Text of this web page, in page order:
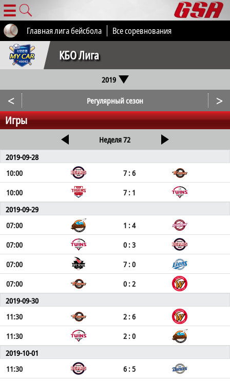
☰
Главная лига бейсбола Все соревнования
КБО Лига
2019
< Регулярный сезон >
Игры
Неделя 72
2019-09-28
10:00
7 : 6
10:00
7 : 1
2019-09-29
07:00
1 : 4
07:00
0 : 3
07:00
7 : 0
07:00
0 : 2
2019-09-30
11:30
2 : 6
11:30
2 : 0
2019-10-01
11:30
6 : 5